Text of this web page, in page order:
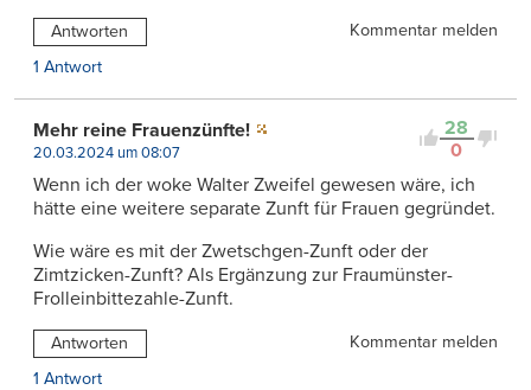
Antworten
Kommentar melden
1 Antwort
28
0
Mehr reine Frauenzünfte!
20.03.2024 um 08:07
Wenn ich der woke Walter Zweifel gewesen wäre, ich
hätte eine weitere separate Zunft für Frauen gegründet.
Wie wäre es mit der Zwetschgen-Zunft oder der
Zimtzicken-Zunft? Als Ergänzung zur Fraumünster-
Frolleinbittezahle-Zunft.
Antworten
Kommentar melden
1 Antwort